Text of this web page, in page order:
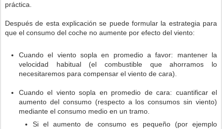
práctica.
Después de esta explicación se puede formular la estrategia para
que el consumo del coche no aumente por efecto del viento:
Cuando el viento sopla en promedio a favor: mantener la
velocidad habitual (el combustible que ahorramos lo
necesitaremos para compensar el viento de cara).
Cuando el viento sopla en promedio de cara: cuantificar el
aumento del consumo (respecto a los consumos sin viento)
mediante el consumo medio en un tramo.
Si el aumento de consumo es pequeño (por ejemplo